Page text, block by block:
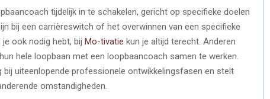
tijdelijk in te schakelen, gericht op specifieke doelen
bij een carrièreswitch of het overwinnen van een specifieke
ook nodig hebt, bij Mo-tivatie kun je altijd terecht. Anderen
hele loopbaan met een loopbaancoach samen te werken.
bij uiteenlopende professionele ontwikkelingsfasen en stelt
omstandigheden.